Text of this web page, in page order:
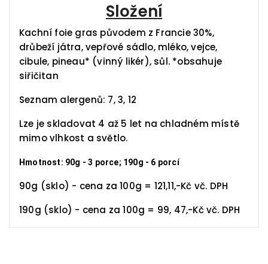
Složení
Kachní foie gras původem z Francie 30%,
drůbeží játra, vepřové sádlo, mléko, vejce,
cibule, pineau* (vinný likér), sůl. *obsahuje
siřičitan
Seznam alergenů: 7, 3, 12
Lze je skladovat 4 až 5 let na chladném místě
mimo vlhkost a světlo.
Hmotnost: 90g - 3 porce; 190g - 6 porcí
90g (sklo) - cena za 100g = 121,11,-Kč vč. DPH
190g (sklo) - cena za 100g = 99, 47,-Kč vč. DPH